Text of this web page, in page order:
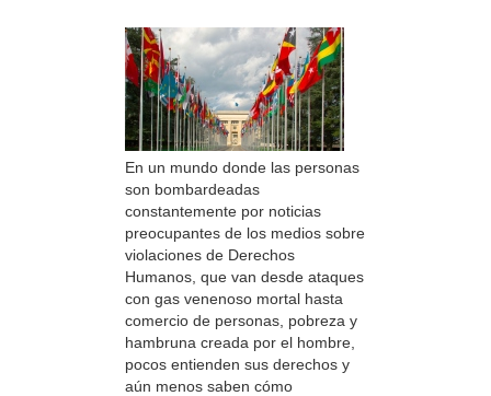
En un mundo donde las personas
son bombardeadas
constantemente por noticias
preocupantes de los medios sobre
violaciones de Derechos
Humanos, que van desde ataques
con gas venenoso mortal hasta
comercio de personas, pobreza y
hambruna creada por el hombre,
pocos entienden sus derechos y
aún menos saben cómo